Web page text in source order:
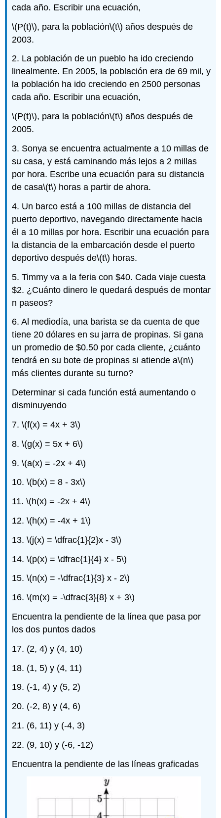
cada año. Escribir una ecuación,
\(P(t)\), para la población\(t\) años después de
2003.
2. La población de un pueblo ha ido creciendo
linealmente. En 2005, la población era de 69 mil, y
la población ha ido creciendo en 2500 personas
cada año. Escribir una ecuación,
\(P(t)\), para la población\(t\) años después de
2005.
3. Sonya se encuentra actualmente a 10 millas de
su casa, y está caminando más lejos a 2 millas
por hora. Escribe una ecuación para su distancia
de casa\(t\) horas a partir de ahora.
4. Un barco está a 100 millas de distancia del
puerto deportivo, navegando directamente hacia
él a 10 millas por hora. Escribir una ecuación para
la distancia de la embarcación desde el puerto
deportivo después de\(t\) horas.
5. Timmy va a la feria con $40. Cada viaje cuesta
$2. ¿Cuánto dinero le quedará después de montar
n paseos?
6. Al mediodía, una barista se da cuenta de que
tiene 20 dólares en su jarra de propinas. Si gana
un promedio de $0.50 por cada cliente, ¿cuánto
tendrá en su bote de propinas si atiende a\(n\)
más clientes durante su turno?
Determinar si cada función está aumentando o
disminuyendo
7.\(f(x) = 4x + 3\)
8.\(g(x) = 5x + 6\)
9.\(a(x) = -2x + 4\)
10.\(b(x) = 8 - 3x\)
11.\(h(x) = -2x + 4\)
12.\(h(x) = -4x + 1\)
13.\(j(x) = \dfrac{1}{2}x - 3\)
14.\(p(x) = \dfrac{1}{4} x - 5\)
15.\(n(x) = -\dfrac{1}{3} x - 2\)
16.\(m(x) = -\dfrac{3}{8} x + 3\)
Encuentra la pendiente de la línea que pasa por
los dos puntos dados
17. (2, 4) y (4, 10)
18. (1, 5) y (4, 11)
19. (-1, 4) y (5, 2)
20. (-2, 8) y (4, 6)
21. (6, 11) y (-4, 3)
22. (9, 10) y (-6, -12)
Encuentra la pendiente de las líneas graficadas